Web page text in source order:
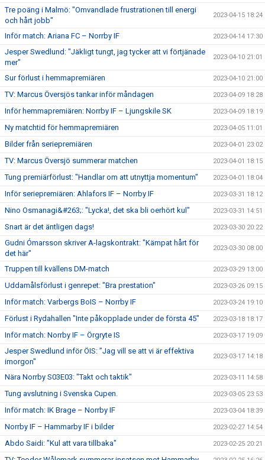
Tre poäng i Malmö: "Omvandlade frustrationen till energi
och hårt jobb"
2023-04-15 18:24
Inför match: Ariana FC – Norrby IF 2023-04-14 17:30
Jesper Swedlund: "Jäkligt tungt, jag tycker att vi förtjänade
mer"
2023-04-10 21:01
Sur förlust i hemmapremiären 2023-04-10 21:00
TV: Marcus Översjös tankar inför måndagen 2023-04-09 18:28
Inför hemmapremiären: Norrby IF – Ljungskile SK 2023-04-09 18:19
Ny matchtid för hemmapremiären 2023-04-05 11:01
Bilder från seriepremiären 2023-04-01 23:02
TV: Marcus Översjö summerar matchen 2023-04-01 18:15
Tung premiärförlust: "Handlar om att utnyttja momentum" 2023-04-01 18:04
Inför seriepremiären: Ahlafors IF – Norrby IF 2023-03-31 18:12
Nino Osmanagi&#263;: "Lycka!, det ska bli oerhört kul" 2023-03-31 14:51
Snart är det äntligen dags! 2023-03-30 20:22
Gudni Ómarsson skriver A-lagskontrakt: "Kämpat hårt för
det här"
2023-03-30 08:00
Truppen till kvällens DM-match 2023-03-29 13:00
Uddamålsförlust i genrepet: "Bra prestation" 2023-03-26 09:15
Inför match: Varbergs BoIS – Norrby IF 2023-03-24 19:10
Förlust i Rydahallen "Inte påkopplade under de första 45" 2023-03-18 18:17
Inför match: Norrby IF – Örgryte IS 2023-03-17 19:09
Jesper Swedlund inför ÖIS: ”Jag vill se att vi är effektiva
imorgon"
2023-03-17 14:18
Nära Norrby S03E03: "Takt och taktik" 2023-03-11 14:58
Tung avslutning i Svenska Cupen. 2023-03-05 23:53
Inför match: IK Brage – Norrby IF 2023-03-04 18:39
Norrby IF – Hammarby IF i bilder 2023-02-27 14:54
Abdo Saidi: "Kul att vara tillbaka" 2023-02-25 20:21